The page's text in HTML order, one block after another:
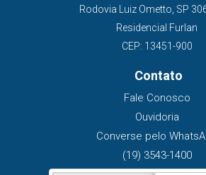
Rodovia Luiz Ometto, SP
Residencial Furlan
CEP: 13451-900
Contato
Fale Conosco
Ouvidoria
Converse pelo
(19) 3543-1400